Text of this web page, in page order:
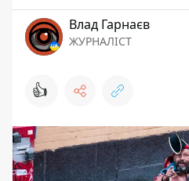
Влад Гарнаєв
ЖУРНАЛІСТ
👍